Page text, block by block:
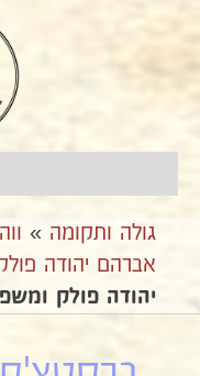
גולה ותקומה »
אברהם יהודה
יהודה פולק